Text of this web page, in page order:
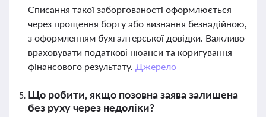
Списання такої заборгованості оформлюється
через прощення боргу або визнання безнадійною,
з оформленням бухгалтерської довідки. Важливо
враховувати податкові нюанси та коригування
фінансового результату. Джерело
Що робити, якщо позовна заява залишена
без руху через недоліки?